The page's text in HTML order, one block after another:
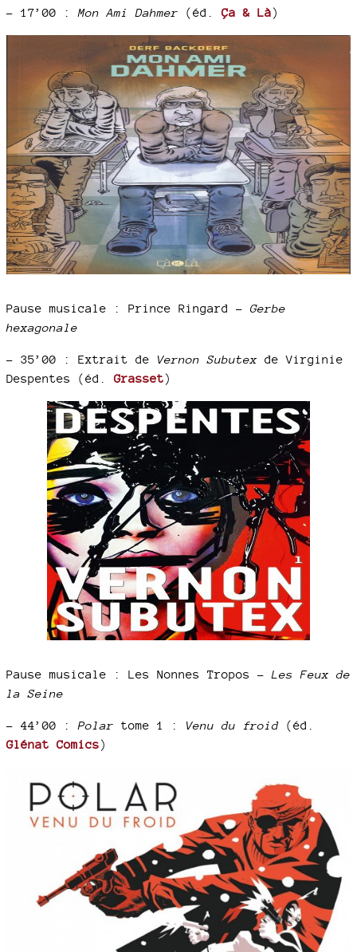
– 17’00 : Mon Ami Dahmer (éd.Ça & Là)
Pause musicale : Prince Ringard – Gerbe
hexagonale
– 35’00 : Extrait de Vernon Subutex de Virginie
Despentes (éd.Grasset)
Pause musicale : Les Nonnes Tropos – Les Feux de
la Seine
– 44’00 : Polar tome 1 : Venu du froid (éd.
Glénat Comics)